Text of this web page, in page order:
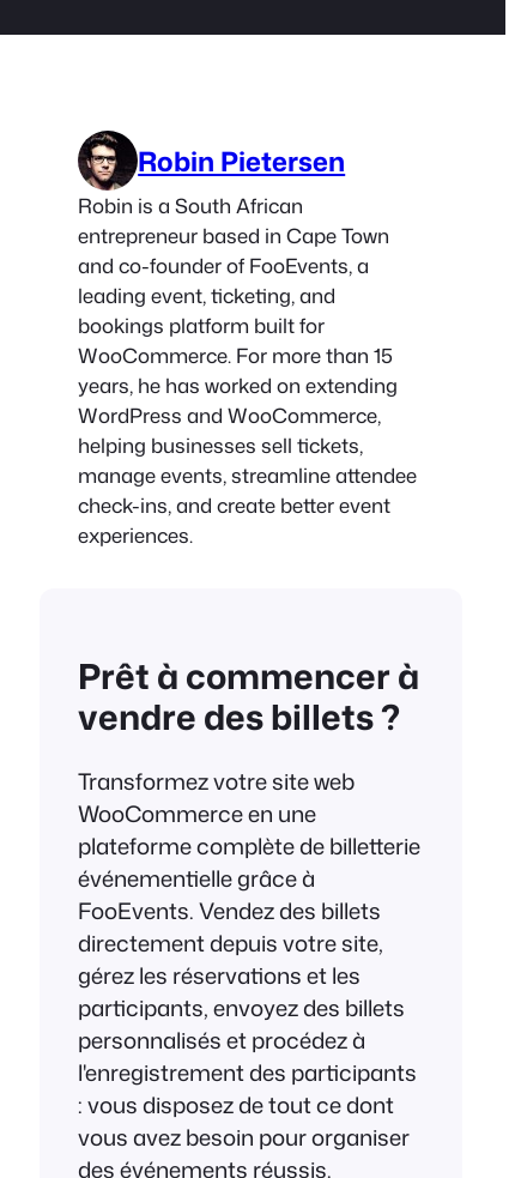
Robin Pietersen
Robin is a South African
entrepreneur based in Cape Town
and co-founder of FooEvents, a
leading event, ticketing, and
bookings platform built for
WooCommerce. For more than 15
years, he has worked on extending
WordPress and WooCommerce,
helping businesses sell tickets,
manage events, streamline attendee
check-ins, and create better event
experiences.
Prêt à commencer à
vendre des billets ?
Transformez votre site web
WooCommerce en une
plateforme complète de billetterie
événementielle grâce à
FooEvents. Vendez des billets
directement depuis votre site,
gérez les réservations et les
participants, envoyez des billets
personnalisés et procédez à
l'enregistrement des participants
: vous disposez de tout ce dont
vous avez besoin pour organiser
des événements réussis.